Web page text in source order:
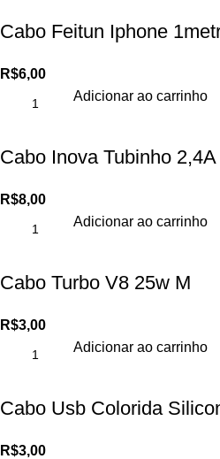
Cabo Feitun Iphone
R$6,00
Adicionar ao carrinho
Cabo Inova Tubinho
R$8,00
Adicionar ao carrinho
Cabo Turbo V8 25w M
R$3,00
Adicionar ao carrinho
Cabo Usb Colorida
R$3,00